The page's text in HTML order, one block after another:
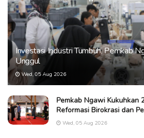
Investasi Industri Tumbuh, Pemkab
Unggul
Wed, 05 Aug 2026
Pemkab Ngawi Kukuhkan
Reformasi Birokrasi dan
Wed, 05 Aug 2026